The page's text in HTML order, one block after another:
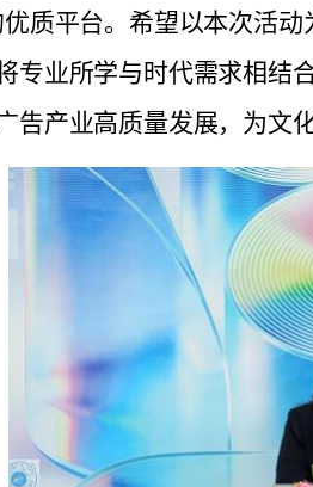
质平台。希望以本次活
专业所学与时代需求相结
告产业高质量发展，为文